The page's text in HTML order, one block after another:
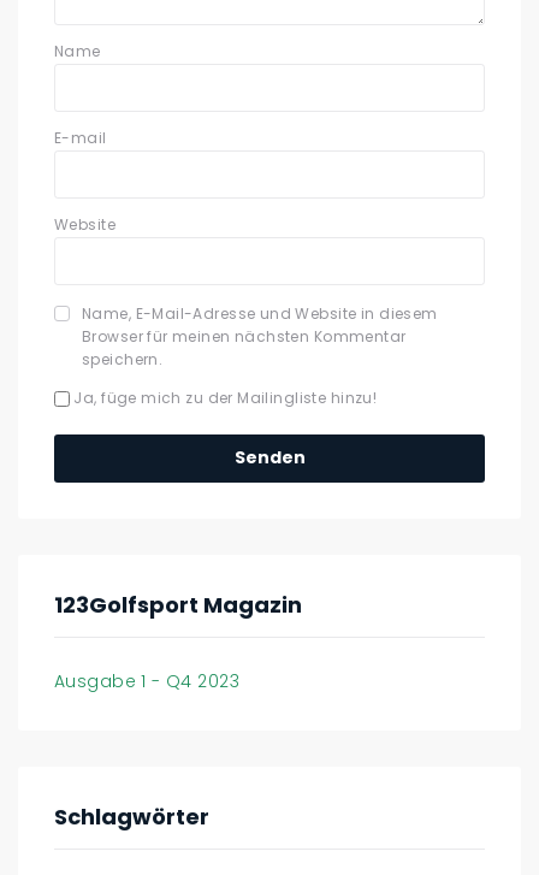
Name
E-mail
Website
Name, E-Mail-Adresse und Website in diesem
Browser für meinen nächsten Kommentar
speichern.
Ja, füge mich zu der Mailingliste hinzu!
123Golfsport Magazin
Ausgabe 1 - Q4 2023
Schlagwörter